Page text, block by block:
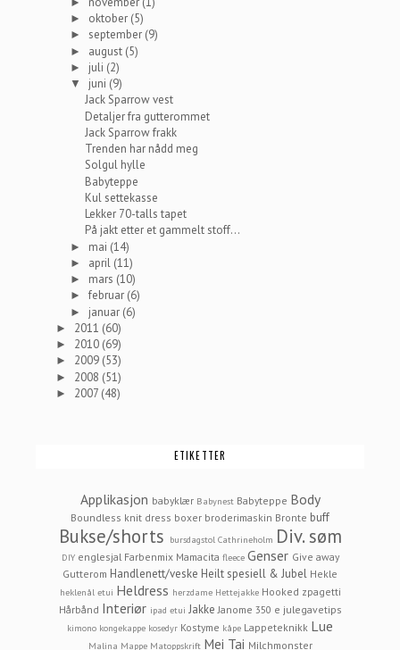
► oktober (5)
►september (9)
► august (5)
► juli (2)
▼ juni (9)
Jack Sparrow vest
Detaljer fra gutterommet
Jack Sparrow frakk
Trenden har nådd meg
Solgul hylle
Babyteppe
Kul settekasse
Lekker 70-talls tapet
På jakt etter et gammelt stoff...
► mai (14)
► april (11)
► mars (10)
►februar (6)
► januar (6)
► 2011 (60)
► 2010 (69)
► 2009 (53)
► 2008 (51)
► 2007 (48)
ETIKETTER
Applikasjon babyklær Babynest Babyteppe Body
Boundless knit dress boxer broderimaskin Bronte buff
Bukse/shorts bursdagstol Cathrineholm Div. søm
DIY englesjal Farbenmix Mamacita fleece Genser Give away
Gutterom Handlenett/veske Heilt spesiell & Jubel Hekle
heklenål etui Heldress herzdame Hettejakke Hooked zpagetti
Hårbånd Interiør ipad etui Jakke Janome 350 e julegavetips
kimono kongekappe kosedyr Kostyme kåpe Lappeteknikk Lue
Malina Mappe Matoppskrift Mei Tai Milchmonster